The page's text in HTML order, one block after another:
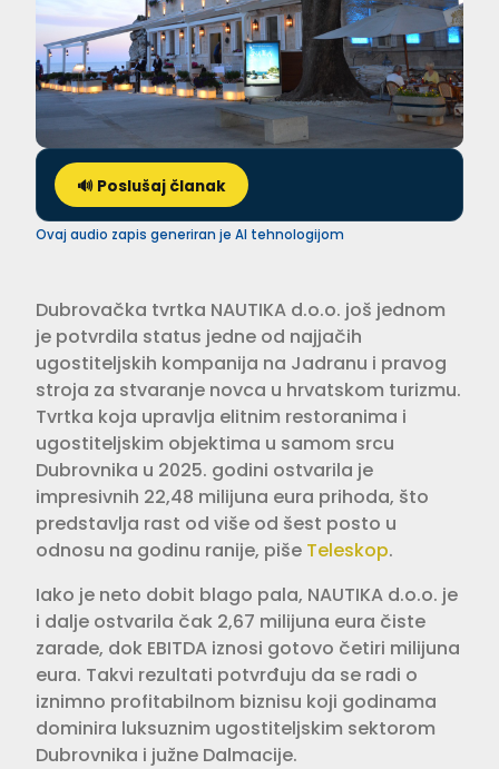
🔊 Poslušaj članak
Ovaj audio zapis generiran je AI tehnologijom
Dubrovačka tvrtka NAUTIKA d.o.o. još jednom
je potvrdila status jedne od najjačih
ugostiteljskih kompanija na Jadranu i pravog
stroja za stvaranje novca u hrvatskom turizmu.
Tvrtka koja upravlja elitnim restoranima i
ugostiteljskim objektima u samom srcu
Dubrovnika u 2025. godini ostvarila je
impresivnih 22,48 milijuna eura prihoda, što
predstavlja rast od više od šest posto u
odnosu na godinu ranije, piše Teleskop.
Iako je neto dobit blago pala, NAUTIKA d.o.o. je
i dalje ostvarila čak 2,67 milijuna eura čiste
zarade, dok EBITDA iznosi gotovo četiri milijuna
eura. Takvi rezultati potvrđuju da se radi o
iznimno profitabilnom biznisu koji godinama
dominira luksuznim ugostiteljskim sektorom
Dubrovnika i južne Dalmacije.